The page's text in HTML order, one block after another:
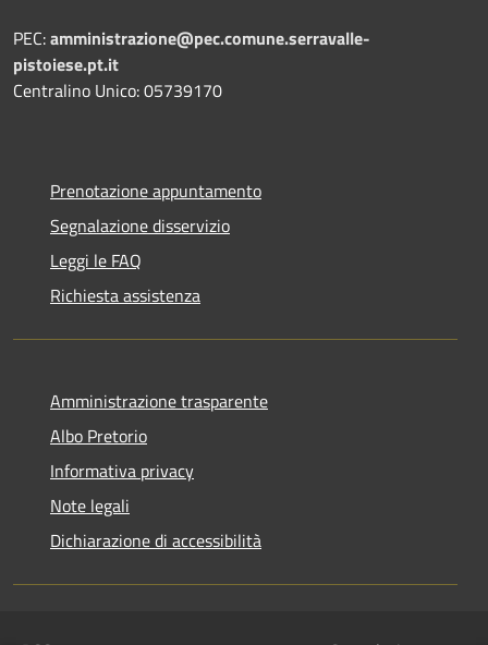
PEC:amministrazione@pec.comune.serravalle-
pistoiese.pt.it
Centralino Unico: 05739170
Prenotazione appuntamento
Segnalazione disservizio
Leggi le FAQ
Richiesta assistenza
Amministrazione trasparente
Albo Pretorio
Informativa privacy
Note legali
Dichiarazione di accessibilità